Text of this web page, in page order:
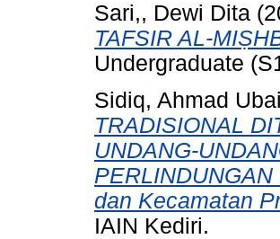
Sari,, Dewi Dita
TAFSIR AL-
Undergraduate
Sidiq, Ahmad
TRADISIONAL
UNDANG-
dan Kecamatan
IAIN Kediri.